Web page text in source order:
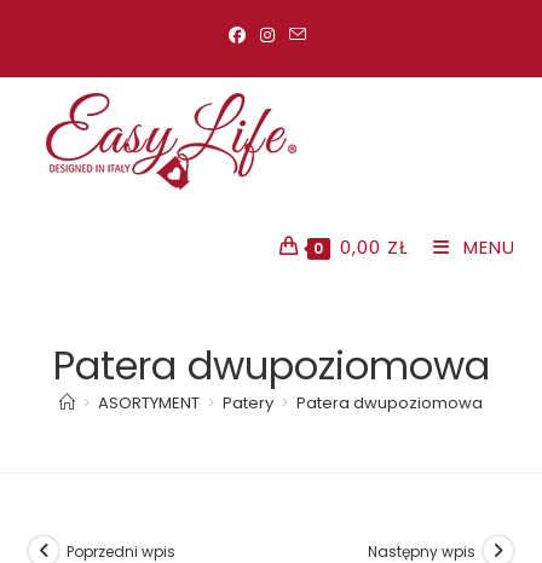
0 0,00 ZŁ MENU
Patera dwupoziomowa
> ASORTYMENT > Patery > Patera dwupoziomowa
Poprzedni wpis Następny wpis